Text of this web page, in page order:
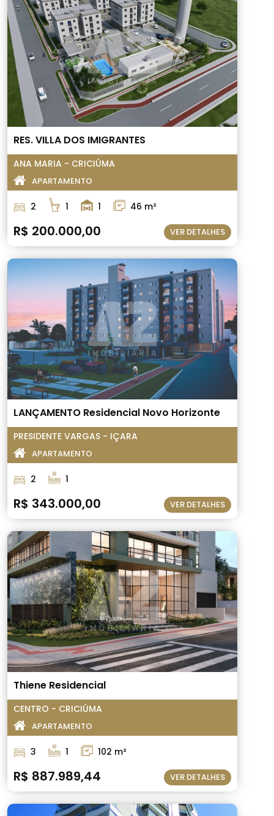
RES. VILLA DOS IMIGRANTES
ANA MARIA - CRICIÚMA
APARTAMENTO
2 1 1 46 m²
R$ 200.000,00 VER DETALHES
LANÇAMENTO Residencial Novo Horizonte
PRESIDENTE VARGAS - IÇARA
APARTAMENTO
2 1
R$ 343.000,00 VER DETALHES
Thiene Residencial
CENTRO - CRICIÚMA
APARTAMENTO
3 1 102 m²
R$ 887.989,44 VER DETALHES